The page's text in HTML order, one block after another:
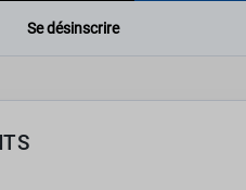
Se désinscrire